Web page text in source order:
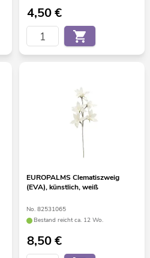
4,50€
EUROPALMS Clematiszweig
(EVA), künstlich, weiß
No. 82531065
Bestand reicht ca. 12 Wo.
8,50€